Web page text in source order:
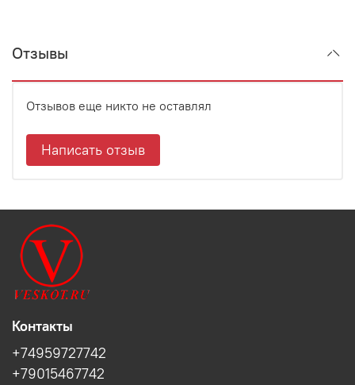
Отзывы
Отзывов еще никто не оставлял
Написать отзыв
Контакты
+74959727742
+79015467742